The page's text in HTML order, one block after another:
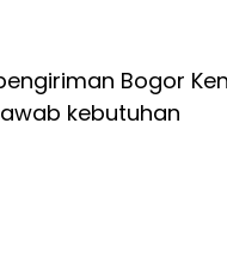
Bogor
kebutuhan